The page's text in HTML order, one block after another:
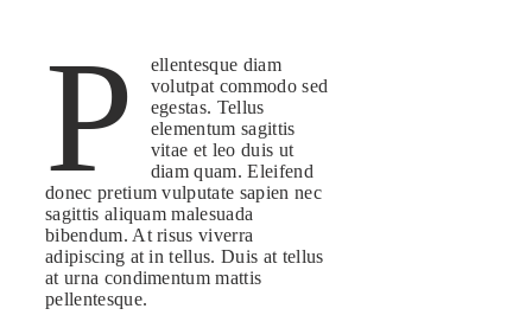
P
ellentesque diam
volutpat commodo sed
egestas. Tellus
elementum sagittis
vitae et leo duis ut
diam quam. Eleifend
donec pretium vulputate sapien nec
sagittis aliquam malesuada
bibendum. At risus viverra
adipiscing at in tellus. Duis at tellus
at urna condimentum mattis
pellentesque.